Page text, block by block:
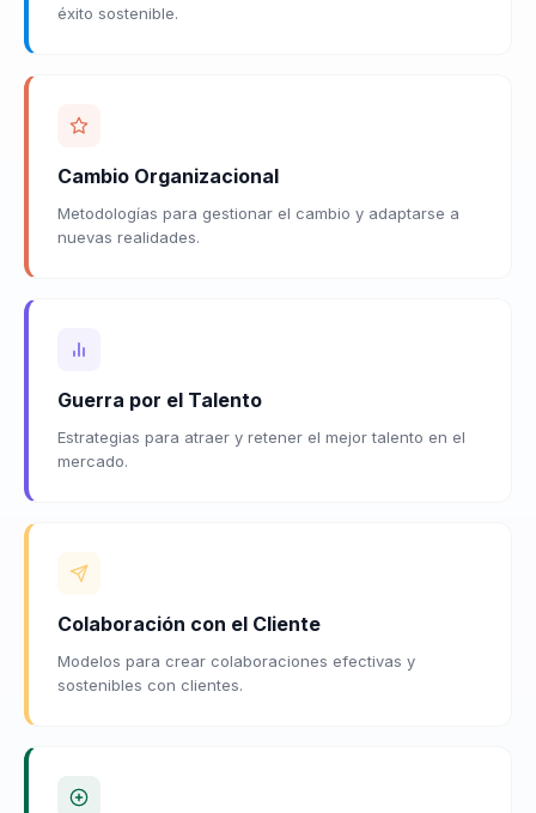
éxito sostenible.
Cambio Organizacional
Metodologías para gestionar el cambio y adaptarse a
nuevas realidades.
Guerra por el Talento
Estrategias para atraer y retener el mejor talento en el
mercado.
Colaboración con el Cliente
Modelos para crear colaboraciones efectivas y
sostenibles con clientes.